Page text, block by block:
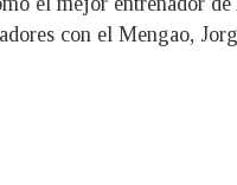
con el Mengao,